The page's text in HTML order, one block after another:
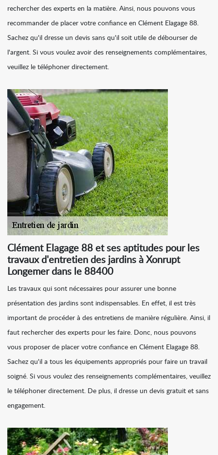
rechercher des experts en la matière. Ainsi, nous pouvons vous
recommander de placer votre confiance en Clément Elagage 88.
Sachez qu'il dresse un devis sans qu'il soit utile de débourser de
l'argent. Si vous voulez avoir des renseignements complémentaires,
veuillez le téléphoner directement.
Clément Elagage 88 et ses aptitudes pour les
travaux d'entretien des jardins à Xonrupt
Longemer dans le 88400
Les travaux qui sont nécessaires pour assurer une bonne
présentation des jardins sont indispensables. En effet, il est très
important de procéder à des entretiens de manière régulière. Ainsi, il
faut rechercher des experts pour les faire. Donc, nous pouvons
vous proposer de placer votre confiance en Clément Elagage 88.
Sachez qu'il a tous les équipements appropriés pour faire un travail
soigné. Si vous voulez des renseignements complémentaires, veuillez
le téléphoner directement. De plus, il dresse un devis gratuit et sans
engagement.